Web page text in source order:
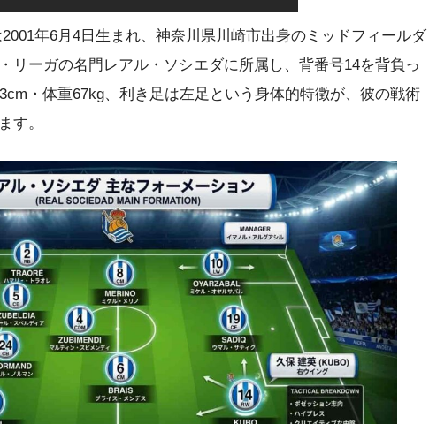
年6月4日生まれ、神奈川県川崎市出身のミッドフィールダ
リーガの名門レアル・ソシエダに所属し、背番号14を背負っ
・体重67kg、利き足は左足という身体的特徴が、彼の戦術
す。